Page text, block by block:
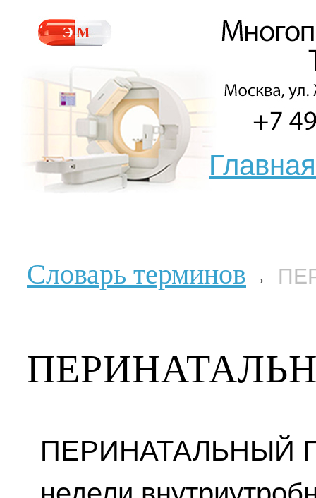
Главная
Словарь терминов →
ПЕРИНАТАЛЬНЫЙ